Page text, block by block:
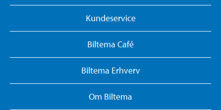
Kundeservice
Biltema Café
Biltema Erhverv
Om Biltema